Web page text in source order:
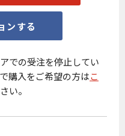
ンする
での受注を停止してい
購入をご希望の方はこ
い。